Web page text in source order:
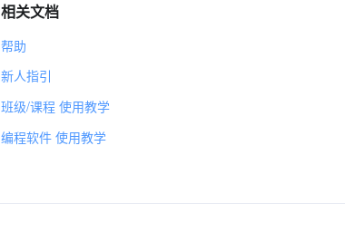
相关文档
帮助
新人指引
班级/课程 使用教学
编程软件 使用教学